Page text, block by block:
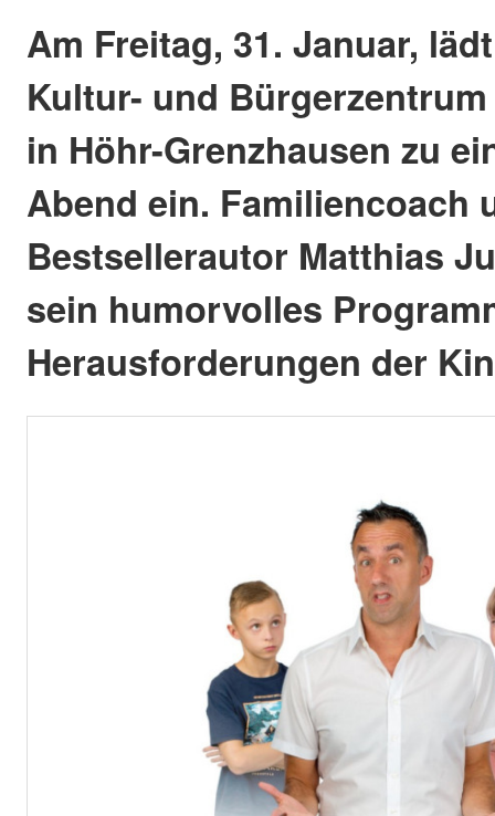
Am Freitag, 31. Januar,
Kultur- und
in Höhr-Grenzhausen zu
Abend ein. Familiencoach
Bestsellerautor Matthias
sein humorvolles
Herausforderungen der